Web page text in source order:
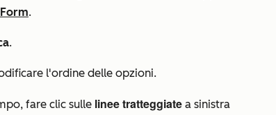
Form.
.
l'ordine delle opzioni.
, fare clic sulle linee tratteggiate a sinistra